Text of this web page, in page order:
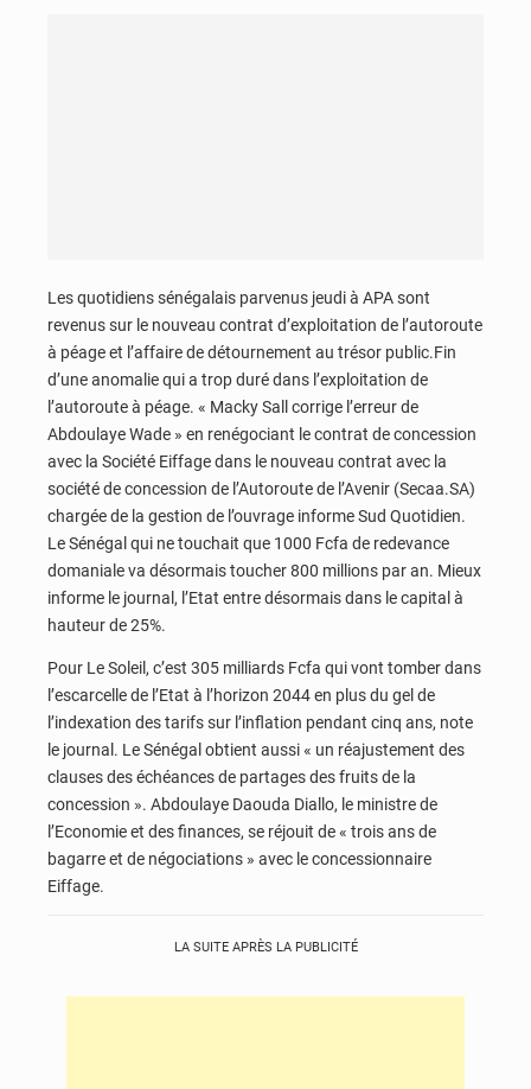
Les quotidiens sénégalais parvenus jeudi à APA sont
revenus sur le nouveau contrat d’exploitation de l’autoroute
à péage et l’affaire de détournement au trésor public.Fin
d’une anomalie qui a trop duré dans l’exploitation de
l’autoroute à péage. « Macky Sall corrige l’erreur de
Abdoulaye Wade » en renégociant le contrat de concession
avec la Société Eiffage dans le nouveau contrat avec la
société de concession de l’Autoroute de l’Avenir (Secaa.SA)
chargée de la gestion de l’ouvrage informe Sud Quotidien.
Le Sénégal qui ne touchait que 1000 Fcfa de redevance
domaniale va désormais toucher 800 millions par an. Mieux
informe le journal, l’Etat entre désormais dans le capital à
hauteur de 25%.
Pour Le Soleil, c’est 305 milliards Fcfa qui vont tomber dans
l’escarcelle de l’Etat à l’horizon 2044 en plus du gel de
l’indexation des tarifs sur l’inflation pendant cinq ans, note
le journal. Le Sénégal obtient aussi « un réajustement des
clauses des échéances de partages des fruits de la
concession ». Abdoulaye Daouda Diallo, le ministre de
l’Economie et des finances, se réjouit de « trois ans de
bagarre et de négociations » avec le concessionnaire
Eiffage.
LA SUITE APRÈS LA PUBLICITÉ